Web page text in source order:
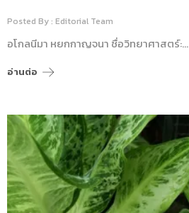
Posted By : Editorial Team
อโกลนีมา หยกกาญจนา ชื่อวิทยาศาสตร์:…
อ่านต่อ